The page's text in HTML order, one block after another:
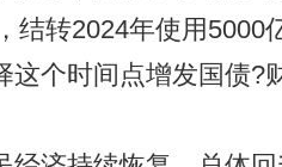
结转2024年使用5000
个时间点增发国债?